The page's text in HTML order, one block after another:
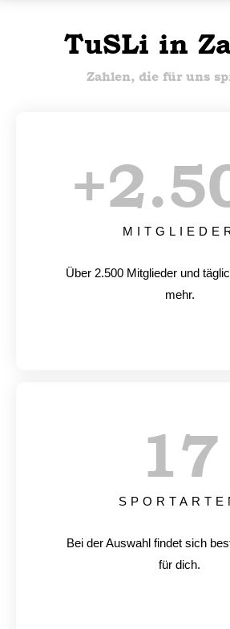
TuSLi in
Zahlen, die für uns
+
Über 2.500 Mitglieder und
mehr.
17
Bei der Auswahl findet sich
für dich.